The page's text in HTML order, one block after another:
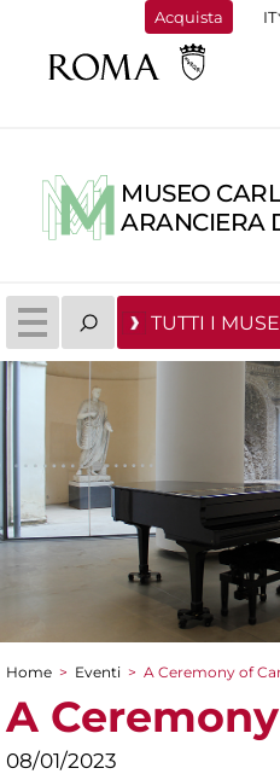
Acquista
MUSEO
ARANCIERA
TUTTI I
Tu sei qui
Home > Eventi > A Ceremony of
A
08/01/2023